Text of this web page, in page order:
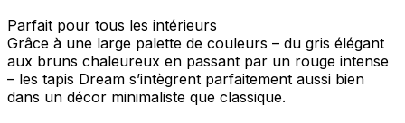
Parfait pour tous les intérieurs
Grâce à une large palette de couleurs – du gris élégant
aux bruns chaleureux en passant par un rouge intense
– les tapis Dream s’intègrent parfaitement aussi bien
dans un décor minimaliste que classique.